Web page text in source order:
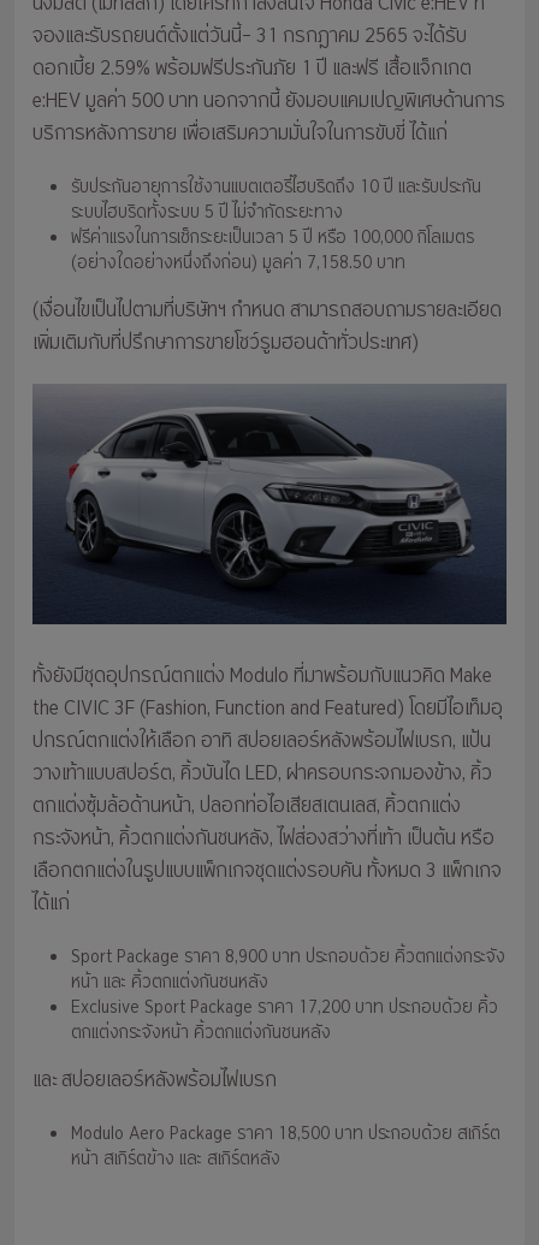
จองและรับรถยนต์ตั้งแต่วันนี้– 31 กรกฎาคม 2565 จะได้รับ
ดอกเบี้ย 2.59% พร้อมฟรีประกันภัย 1 ปี และฟรี เสื้อแจ็กเกต
e:HEV มูลค่า 500 บาท นอกจากนี้ ยังมอบแคมเปญพิเศษด้านการ
บริการหลังการขาย เพื่อเสริมความมั่นใจในการขับขี่ ได้แก่
รับประกันอายุการใช้งานแบตเตอรี่ไฮบริดถึง 10 ปี และรับประกัน
ระบบไฮบริดทั้งระบบ 5 ปี ไม่จำกัดระยะทาง
ฟรีค่าแรงในการเช็กระยะเป็นเวลา 5 ปี หรือ 100,000 กิโลเมตร
(อย่างใดอย่างหนึ่งถึงก่อน) มูลค่า 7,158.50 บาท
(เงื่อนไขเป็นไปตามที่บริษัทฯ กำหนด สามารถสอบถามรายละเอียด
เพิ่มเติมกับที่ปรึกษาการขายโชว์รูมฮอนด้าทั่วประเทศ)
ทั้งยังมีชุดอุปกรณ์ตกแต่ง Modulo ที่มาพร้อมกับแนวคิด Make
the CIVIC 3F (Fashion, Function and Featured) โดยมีไอเท็มอุ
ปกรณ์ตกแต่งให้เลือก อาทิ สปอยเลอร์หลังพร้อมไฟเบรก, แป้น
วางเท้าแบบสปอร์ต, คิ้วบันได LED, ฝาครอบกระจกมองข้าง, คิ้ว
ตกแต่งซุ้มล้อด้านหน้า, ปลอกท่อไอเสียสเตนเลส, คิ้วตกแต่ง
กระจังหน้า, คิ้วตกแต่งกันชนหลัง, ไฟส่องสว่างที่เท้า เป็นต้น หรือ
เลือกตกแต่งในรูปแบบแพ็กเกจชุดแต่งรอบคัน ทั้งหมด 3 แพ็กเกจ
ได้แก่
Sport Package ราคา 8,900 บาท ประกอบด้วย คิ้วตกแต่งกระจัง
หน้า และ คิ้วตกแต่งกันชนหลัง
Exclusive Sport Package ราคา 17,200 บาท ประกอบด้วย คิ้ว
ตกแต่งกระจังหน้า คิ้วตกแต่งกันชนหลัง
และ สปอยเลอร์หลังพร้อมไฟเบรก
Modulo Aero Package ราคา 18,500 บาท ประกอบด้วย สเกิร์ต
หน้า สเกิร์ตข้าง และ สเกิร์ตหลัง